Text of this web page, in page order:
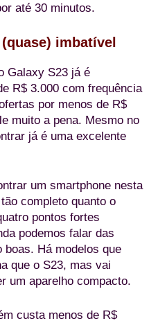
até 30 minutos.
imbatível
Galaxy S23 já é
R$ 3.000 com frequência
por menos de R$
muito a pena. Mesmo no
já é uma excelente
um smartphone nesta
completo quanto o
pontos fortes
podemos falar das
Há modelos que
que o S23, mas vai
um aparelho compacto.
custa menos de R$